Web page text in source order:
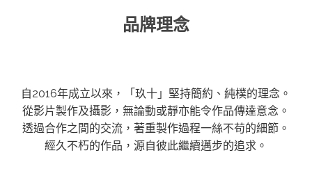
品牌理念
自2016年成立以來，「玖十」堅持簡約、純樸的理念。
從影片製作及攝影，無論動或靜亦能令作品傳達意念。
透過合作之間的交流，著重製作過程一絲不苟的細節。
經久不朽的作品，源自彼此繼續邁步的追求。